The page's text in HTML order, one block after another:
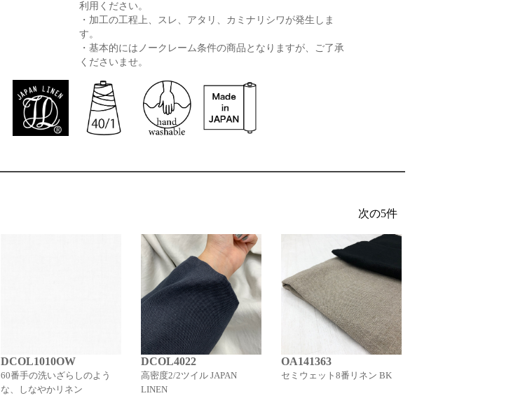
利用ください。
・加工の工程上、スレ、アタリ、カミナリシワが発生しま
す。
・基本的にはノークレーム条件の商品となりますが、ご了承
くださいませ。
DCOL1010OW
60番手の洗いざらしのよう
な、しなやかリネン
DCOL4022
高密度2/2ツイル JAPAN
LINEN
OA141363
セミウェット8番リネン BK